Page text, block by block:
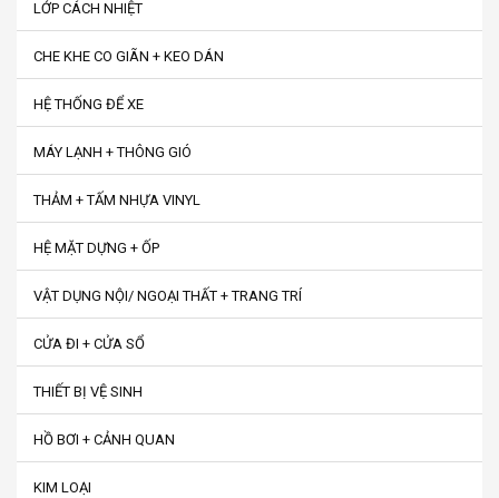
LỚP CÁCH NHIỆT
CHE KHE CO GIÃN + KEO DÁN
HỆ THỐNG ĐỂ XE
MÁY LẠNH + THÔNG GIÓ
THẢM + TẤM NHỰA VINYL
HỆ MẶT DỰNG + ỐP
VẬT DỤNG NỘI/ NGOẠI THẤT + TRANG TRÍ
CỬA ĐI + CỬA SỔ
THIẾT BỊ VỆ SINH
HỒ BƠI + CẢNH QUAN
KIM LOẠI